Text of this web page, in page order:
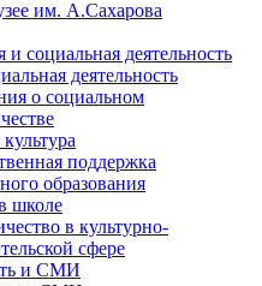
им. А.Сахарова
социальная деятельность
деятельность
о социальном
поддержка
образования
школе
в культурно-
сфере
и СМИ